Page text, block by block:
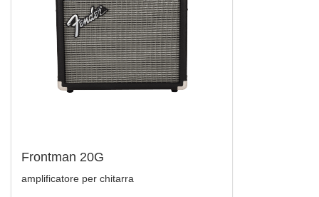
Frontman 20G
amplificatore per chitarra